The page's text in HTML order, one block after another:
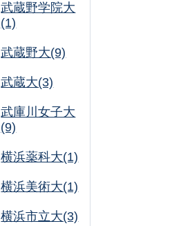
武蔵野学院大
(1)
武蔵野大(9)
武蔵大(3)
武庫川女子大
(9)
横浜薬科大(1)
横浜美術大(1)
横浜市立大(3)